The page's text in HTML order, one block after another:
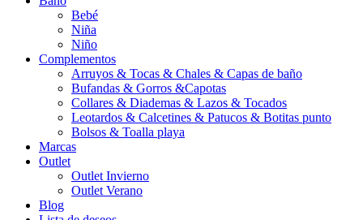
Bebé
Niña
Niño
Complementos
Arruyos & Tocas & Chales & Capas de baño
Bufandas & Gorros &Capotas
Collares & Diademas & Lazos & Tocados
Leotardos & Calcetines & Patucos & Botitas punto
Bolsos & Toalla playa
Marcas
Outlet
Outlet Invierno
Outlet Verano
Blog